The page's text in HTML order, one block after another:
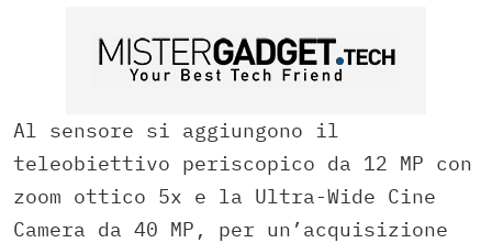
Al sensore si aggiungono il
teleobiettivo periscopico da 12 MP con
zoom ottico 5x e la Ultra-Wide Cine
Camera da 40 MP, per un’acquisizione